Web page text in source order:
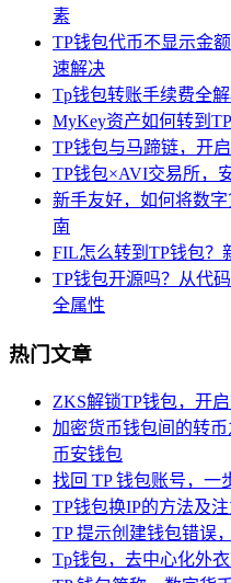
素
TP钱包代币不显示金
速解决
Tp钱包转账手续费全
MyKey资产如何转到
TP钱包与马蹄链，开
TP钱包×AVI交易所，
新手友好，如何将数
南
FIL怎么转到TP钱包？
TP钱包开源吗？从代
全属性
热门文章
ZKS解锁TP钱包，开
加密货币钱包间的转
币安钱包
找回 TP 钱包账号，一
TP钱包换IP的方法及
TP 提示创建钱包错误
Tp钱包，去中心化外